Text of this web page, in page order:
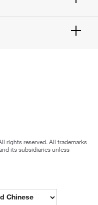
rights reserved. All trademarks
its subsidiaries unless